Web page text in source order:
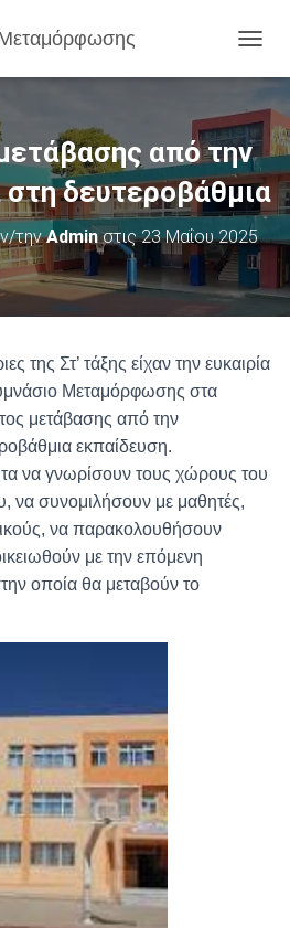
Μεταμόρφωσης
Ν
Λ
Α
Γ
Ή
Π
Λ
Ο
Ή
Η
από την
δευτεροβάθμια
τηνAdminστις23 Μαΐου 2025
της Στ’ τάξης είχαν την ευκαιρία
Μεταμόρφωσης στα
μετάβασης από την
εκπαίδευση.
να γνωρίσουν τους χώρους του
να συνομιλήσουν με μαθητές,
να παρακολουθήσουν
με την επόμενη
οποία θα μεταβούν το